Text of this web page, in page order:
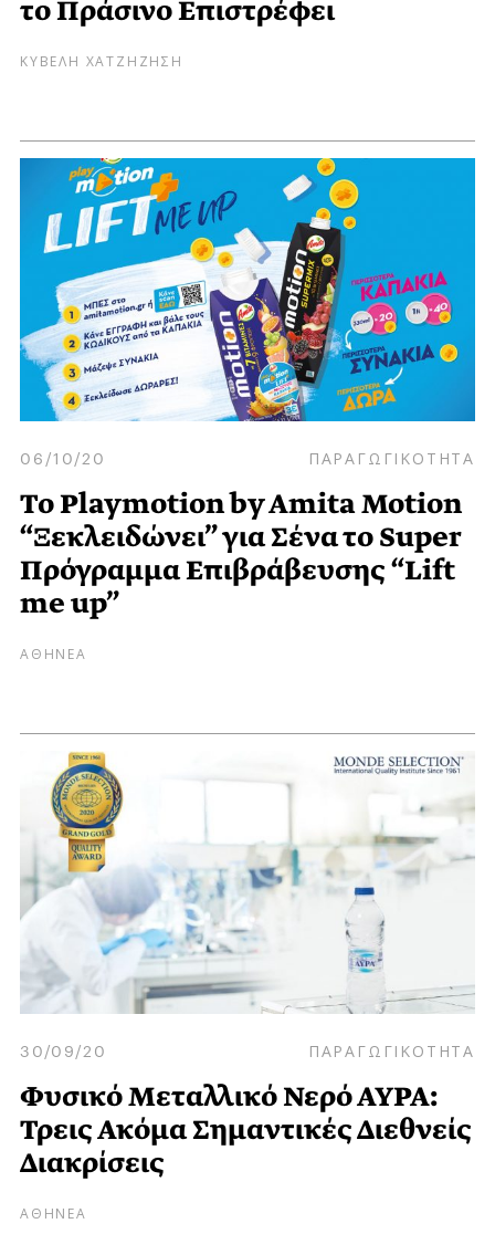
το Πράσινο Επιστρέφει
ΚΥΒΕΛΗ ΧΑΤΖΗΖΗΣΗ
06/10/20 ΠΑΡΑΓΩΓΙΚΟΤΗΤΑ
Το Playmotion by Amita Motion
“Ξεκλειδώνει” για Σένα το Super
Πρόγραμμα Επιβράβευσης “Lift
me up”
ΑΘΗΝΕΑ
30/09/20 ΠΑΡΑΓΩΓΙΚΟΤΗΤΑ
Φυσικό Μεταλλικό Νερό ΑΥΡΑ:
Τρεις Ακόμα Σημαντικές Διεθνείς
Διακρίσεις
ΑΘΗΝΕΑ